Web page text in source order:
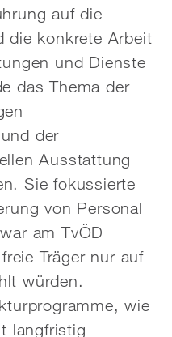
auf die
die konkrete Arbeit
und Dienste
das Thema der
der
Ausstattung
Sie fokussierte
von Personal
am TvÖD
Träger nur auf
würden.
wie
langfristig